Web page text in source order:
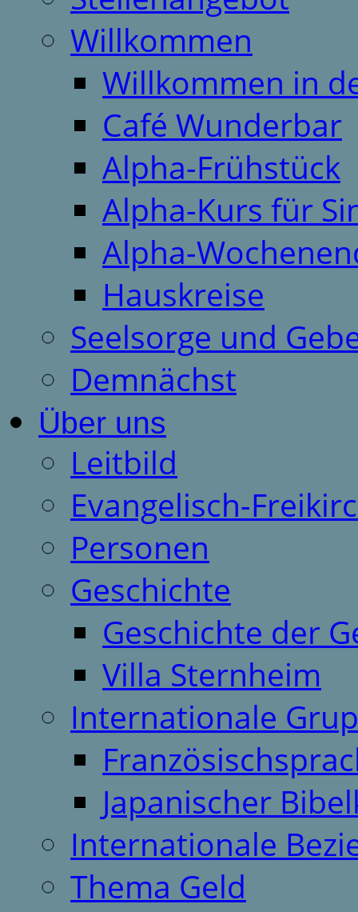
Willkommen
Willkommen in
Café Wunderbar
Alpha-Frühstück
Alpha-Kurs für
Alpha-
Hauskreise
Seelsorge und
Demnächst
Über uns
Leitbild
Evangelisch-
Personen
Geschichte
Geschichte der
Villa Sternheim
Internationale
Japanischer
Internationale
Thema Geld